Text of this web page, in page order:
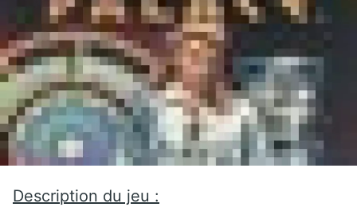
Description du jeu :